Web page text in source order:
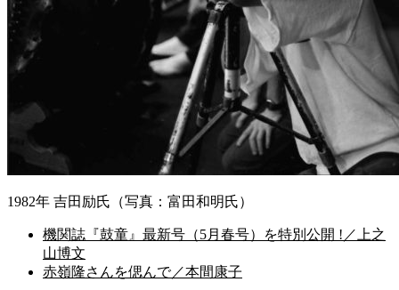
1982年 吉田励氏（写真：富田和明氏）
機関誌『鼓童』最新号（5月春号）を特別公開 !／上之
山博文
赤嶺隆さんを偲んで／本間康子